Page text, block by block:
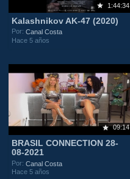
1:44:34
Kalashnikov AK-47 (2020)
Por:Canal Costa
Hace 5 años
09:14
BRASIL CONNECTION 28-
08-2021
Por:Canal Costa
Hace 5 años